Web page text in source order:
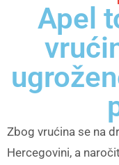
Apel
Zbog vrućina se na
Hercegovini, a